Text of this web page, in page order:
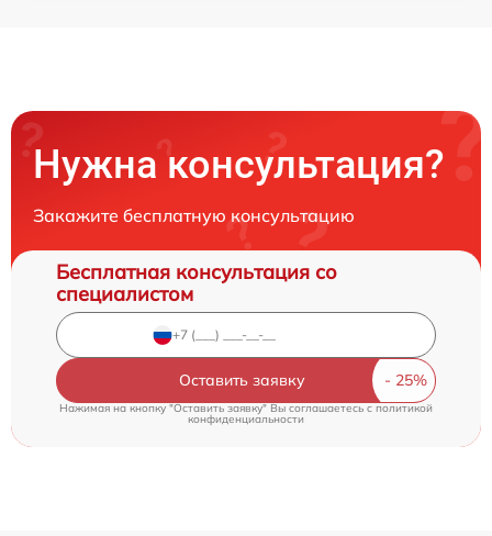
Нужна консультация?
Закажите бесплатную консультацию
Бесплатная консультация со
специалистом
Оставить заявку
Нажимая на кнопку "Оставить заявку" Вы соглашаетесь cполитикой
конфиденциальности